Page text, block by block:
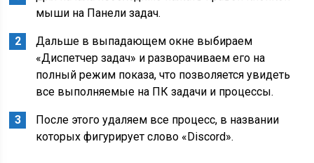
мыши на Панели задач.
Дальше в выпадающем окне выбираем
«Диспетчер задач» и разворачиваем его на
полный режим показа, что позволяется увидеть
все выполняемые на ПК задачи и процессы.
После этого удаляем все процесс, в названии
которых фигурирует слово «Discord».